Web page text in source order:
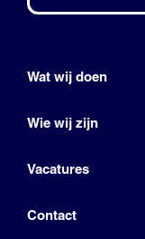
Wat wij doen
Wie wij zijn
Vacatures
Contact